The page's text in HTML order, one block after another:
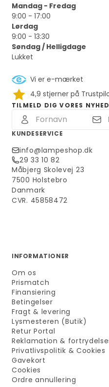
Mandag - Fredag
9:00 - 17:00
Lørdag
9:00 - 13:30
Søndag / Helligdage
Lukket
Vi er e-mærket
4,9 stjerner på
TILMELD DIG VORES
KUNDESERVICE
info@lampeshop.dk
29 33 10 82
Måbjerg Skolevej 23
7500 Holstebro
Danmark
CVR. 45858472
INFORMATIONER
Om os
Prismatch
Finansiering
Betingelser
Fragt & levering
Lysmesteren (Butik)
Retur Portal
Reklamation &
Privatlivspolitik & Cookies
Gavekort
Cookies
Ordre annullering